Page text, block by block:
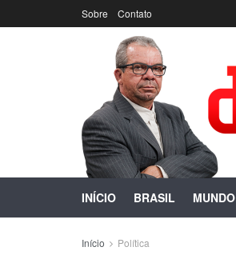
Sobre Contato
INÍCIO BRASIL MUNDO
Início Política